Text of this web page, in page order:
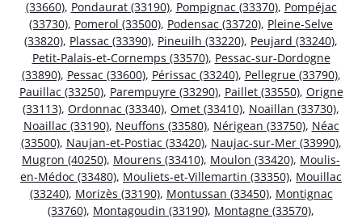
(33660), Pondaurat (33190), Pompignac (33370), Pompéjac
(33730), Pomerol (33500), Podensac (33720), Pleine-Selve
(33820), Plassac (33390), Pineuilh (33220), Peujard (33240),
Petit-Palais-et-Cornemps (33570), Pessac-sur-Dordogne
(33890), Pessac (33600), Périssac (33240), Pellegrue (33790),
Pauillac (33250), Parempuyre (33290), Paillet (33550), Origne
(33113), Ordonnac (33340), Omet (33410), Noaillan (33730),
Noaillac (33190), Neuffons (33580), Nérigean (33750), Néac
(33500), Naujan-et-Postiac (33420), Naujac-sur-Mer (33990),
Mugron (40250), Mourens (33410), Moulon (33420), Moulis-
en-Médoc (33480), Mouliets-et-Villemartin (33350), Mouillac
(33240), Morizès (33190), Montussan (33450), Montignac
(33760), Montagoudin (33190), Montagne (33570),